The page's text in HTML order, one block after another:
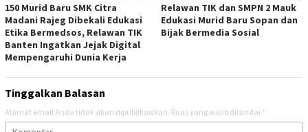
150 Murid Baru SMK Citra
Madani Rajeg Dibekali Edukasi
Etika Bermedsos, Relawan TIK
Banten Ingatkan Jejak Digital
Mempengaruhi Dunia Kerja
Relawan TIK dan SMPN 2 Mauk
Edukasi Murid Baru Sopan dan
Bijak Bermedia Sosial
Tinggalkan Balasan
Alamat email Anda tidak akan dipublikasikan. Ruas yang wajib ditandai *